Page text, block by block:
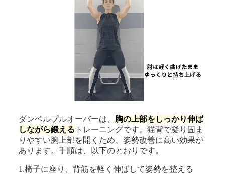
ダンベルプルオーバーは、 胸の上部をしっかり伸ば
しながら鍛える トレーニングです。猫背で凝り固ま
りやすい胸上部を開くため、姿勢改善に高い効果が
あります。手順は、以下のとおりです。
1.椅子に座り、背筋を軽く伸ばして姿勢を整える